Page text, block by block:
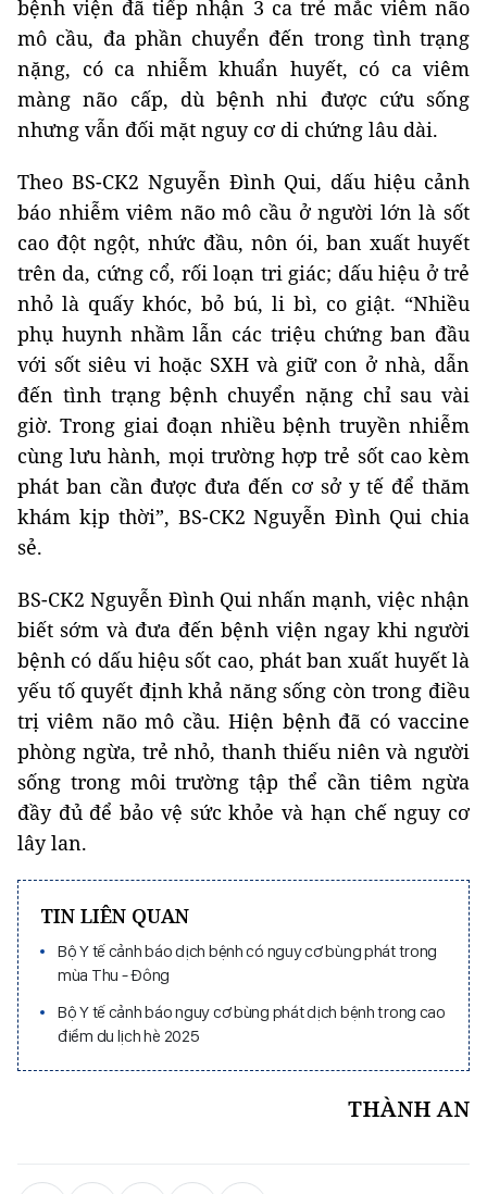
bệnh viện đã tiếp nhận 3 ca trẻ mắc viêm não
mô cầu, đa phần chuyển đến trong tình trạng
nặng, có ca nhiễm khuẩn huyết, có ca viêm
màng não cấp, dù bệnh nhi được cứu sống
nhưng vẫn đối mặt nguy cơ di chứng lâu dài.
Theo BS-CK2 Nguyễn Đình Qui, dấu hiệu cảnh
báo nhiễm viêm não mô cầu ở người lớn là sốt
cao đột ngột, nhức đầu, nôn ói, ban xuất huyết
trên da, cứng cổ, rối loạn tri giác; dấu hiệu ở trẻ
nhỏ là quấy khóc, bỏ bú, li bì, co giật. “Nhiều
phụ huynh nhầm lẫn các triệu chứng ban đầu
với sốt siêu vi hoặc SXH và giữ con ở nhà, dẫn
đến tình trạng bệnh chuyển nặng chỉ sau vài
giờ. Trong giai đoạn nhiều bệnh truyền nhiễm
cùng lưu hành, mọi trường hợp trẻ sốt cao kèm
phát ban cần được đưa đến cơ sở y tế để thăm
khám kịp thời”, BS-CK2 Nguyễn Đình Qui chia
sẻ.
BS-CK2 Nguyễn Đình Qui nhấn mạnh, việc nhận
biết sớm và đưa đến bệnh viện ngay khi người
bệnh có dấu hiệu sốt cao, phát ban xuất huyết là
yếu tố quyết định khả năng sống còn trong điều
trị viêm não mô cầu. Hiện bệnh đã có vaccine
phòng ngừa, trẻ nhỏ, thanh thiếu niên và người
sống trong môi trường tập thể cần tiêm ngừa
đầy đủ để bảo vệ sức khỏe và hạn chế nguy cơ
lây lan.
TIN LIÊN QUAN
Bộ Y tế cảnh báo dịch bệnh có nguy cơ bùng phát trong
mùa Thu - Đông
Bộ Y tế cảnh báo nguy cơ bùng phát dịch bệnh trong cao
điểm du lịch hè 2025
THÀNH AN